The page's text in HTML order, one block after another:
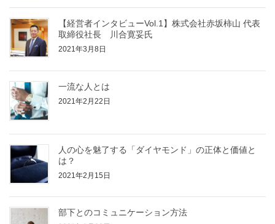
【経営者インタビューVol.1】株式会社赤坂柿山 代表
取締役社長 川合寛妥氏
2021年3月8日
一流な人とは
2021年2月22日
人の心を魅了する「ダイヤモンド」の正体と価値と
は？
2021年2月15日
部下とのコミュニケーション方法